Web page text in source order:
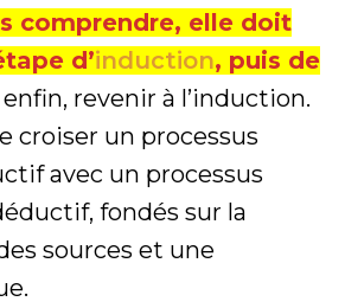
comprendre, elle doit
d’induction, puis de
revenir à l’induction.
croiser un processus
avec un processus
fondés sur la
sources et une